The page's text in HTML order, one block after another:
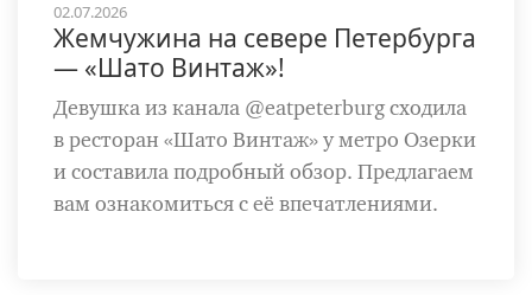
02.07.2026
Жемчужина на севере Петербурга
— «Шато Винтаж»!
Девушка из канала @eatpeterburg сходила
в ресторан «Шато Винтаж» у метро Озерки
и составила подробный обзор. Предлагаем
вам ознакомиться с её впечатлениями.